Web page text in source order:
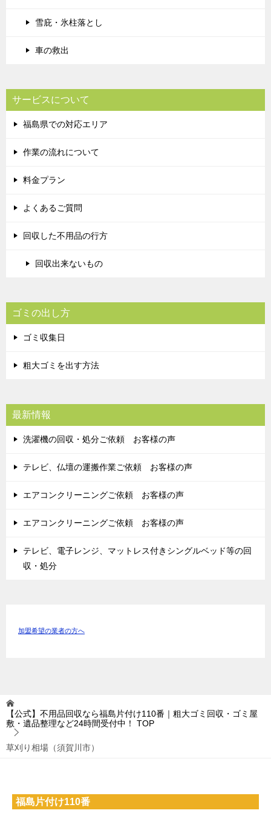
雪庇・氷柱落とし
車の救出
サービスについて
福島県での対応エリア
作業の流れについて
料金プラン
よくあるご質問
回収した不用品の行方
回収出来ないもの
ゴミの出し方
ゴミ収集日
粗大ゴミを出す方法
最新情報
洗濯機の回収・処分ご依頼 お客様の声
テレビ、仏壇の運搬作業ご依頼 お客様の声
エアコンクリーニングご依頼 お客様の声
エアコンクリーニングご依頼 お客様の声
テレビ、電子レンジ、マットレス付きシングルベッド等の回
収・処分
加盟希望の業者の方へ
【公式】不用品回収なら福島片付け110番｜粗大ゴミ回収・ゴミ屋
敷・遺品整理など24時間受付中！
TOP
草刈り相場（須賀川市）
福島片付け110番